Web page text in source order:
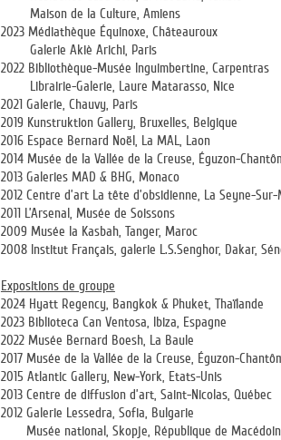
Maison de la Culture, Amiens
2023 Médiathèque Équinoxe, Châteauroux
Galerie Akiè Arichi, Paris
2022 Bibliothèque-Musée Inguimbertine, Carpentras
Librairie-Galerie, Laure Matarasso, Nice
2021 Galerie, Chauvy, Paris
2019 Kunstruktion Gallery, Bruxelles, Belgique
2016 Espace Bernard Noël, La MAL, Laon
2014 Musée de la Vallée de la Creuse, Éguzon-
2013 Galeries MAD & BHG, Monaco
2012 Centre d’art La tête d’obsidienne, La Seyne-
2011 L’Arsenal, Musée de Soissons
2009 Musée la Kasbah, Tanger, Maroc
2008 Institut Français, galerie L.S.Senghor, Dakar,
Expositions de groupe
2024 Hyatt Regency, Bangkok & Phuket, Thaïlande
2023 Biblioteca Can Ventosa, Ibiza, Espagne
2022 Musée Bernard Boesh, La Baule
2017 Musée de la Vallée de la Creuse, Éguzon-
2015 Atlantic Gallery, New-York, Etats-Unis
2013 Centre de diffusion d’art, Saint-Nicolas, Québec
2012 Galerie Lessedra, Sofia, Bulgarie
Musée national, Skopje, République de